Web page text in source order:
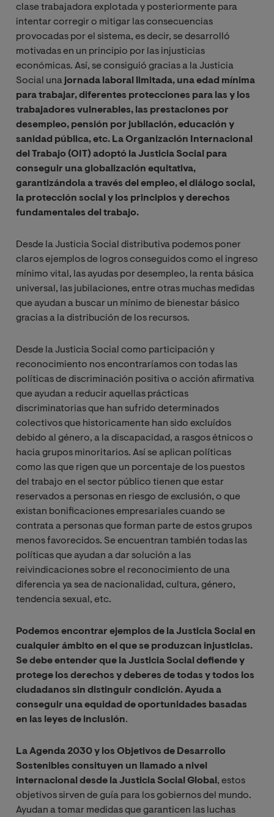
clase trabajadora explotada y posteriormente para
intentar corregir o mitigar las consecuencias
provocadas por el sistema, es decir, se desarrolló
motivadas en un principio por las injusticias
económicas. Así, se consiguió gracias a la Justicia
Social una jornada laboral limitada, una edad mínima
para trabajar, diferentes protecciones para las y los
trabajadores vulnerables, las prestaciones por
desempleo, pensión por jubilación, educación y
sanidad pública, etc. La Organización Internacional
del Trabajo (OIT) adoptó la Justicia Social para
conseguir una globalización equitativa,
garantizándola a través del empleo, el diálogo social,
la protección social y los principios y derechos
fundamentales del trabajo.
Desde la Justicia Social distributiva podemos poner
claros ejemplos de logros conseguidos como el ingreso
mínimo vital, las ayudas por desempleo, la renta básica
universal, las jubilaciones, entre otras muchas medidas
que ayudan a buscar un mínimo de bienestar básico
gracias a la distribución de los recursos.
Desde la Justicia Social como participación y
reconocimiento nos encontraríamos con todas las
políticas de discriminación positiva o acción afirmativa
que ayudan a reducir aquellas prácticas
discriminatorias que han sufrido determinados
colectivos que historicamente han sido excluídos
debido al género, a la discapacidad, a rasgos étnicos o
hacia grupos minoritarios. Así se aplican políticas
como las que rigen que un porcentaje de los puestos
del trabajo en el sector público tienen que estar
reservados a personas en riesgo de exclusión, o que
existan bonificaciones empresariales cuando se
contrata a personas que forman parte de estos grupos
menos favorecidos. Se encuentran también todas las
políticas que ayudan a dar solución a las
reivindicaciones sobre el reconocimiento de una
diferencia ya sea de nacionalidad, cultura, género,
tendencia sexual, etc.
Podemos encontrar ejemplos de la Justicia Social en
cualquier ámbito en el que se produzcan injusticias.
Se debe entender que la Justicia Social defiende y
protege los derechos y deberes de todas y todos los
ciudadanos sin distinguir condición. Ayuda a
conseguir una equidad de oportunidades basadas
en las leyes de inclusión.
La Agenda 2030 y los Objetivos de Desarrollo
Sostenibles consituyen un llamado a nivel
internacional desde la Justicia Social Global , estos
objetivos sirven de guía para los gobiernos del mundo.
Ayudan a tomar medidas que garanticen las luchas